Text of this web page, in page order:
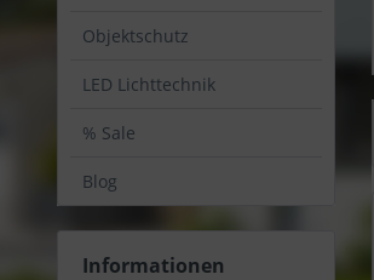
Objektschutz
LED Lichttechnik
% Sale
Blog
Informationen